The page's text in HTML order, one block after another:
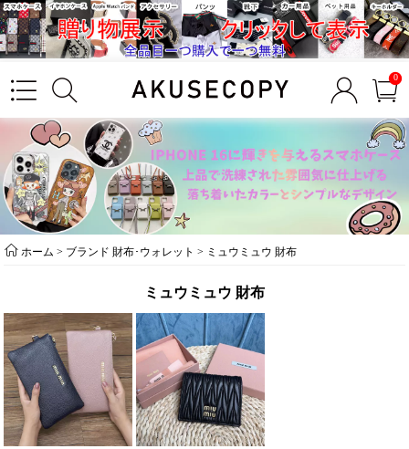
0
ホーム > ブランド 財布･ウォレット > ミュウミュウ 財布
ミュウミュウ 財布